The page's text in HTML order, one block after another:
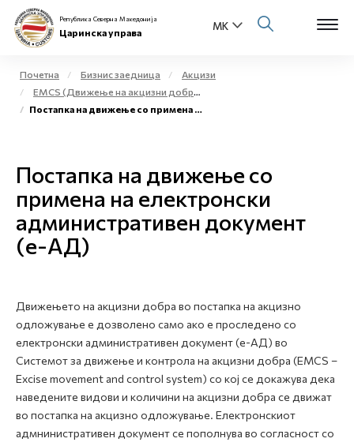
За нас
Бизнис заедница
Е-Царина
Контакт
Е-Весник
Република Северна Македонија
Царинска управа
Почетна Бизнис заедница
Акцизи
EMCS (Движење на акцизни добра во постапка на акцизно одложување на акцизното подрачје)
Постапка на движење со примена на електронски административен документ (е-АД)
Постапка на движење со
примена на електронски
административен документ
(е-АД)
Движењето на акцизни добра во постапка на акцизно
одложување е дозволено само ако е проследено со
електронски административен документ (е-АД) во
Системот за движење и контрола на акцизни добра (EMCS –
Excise movement and control system) со кој се докажува дека
наведените видови и количини на акцизни добра се движат
во постапка на акцизно одложување. Електронскиот
адмнинистративен документ се пополнува во согласност со